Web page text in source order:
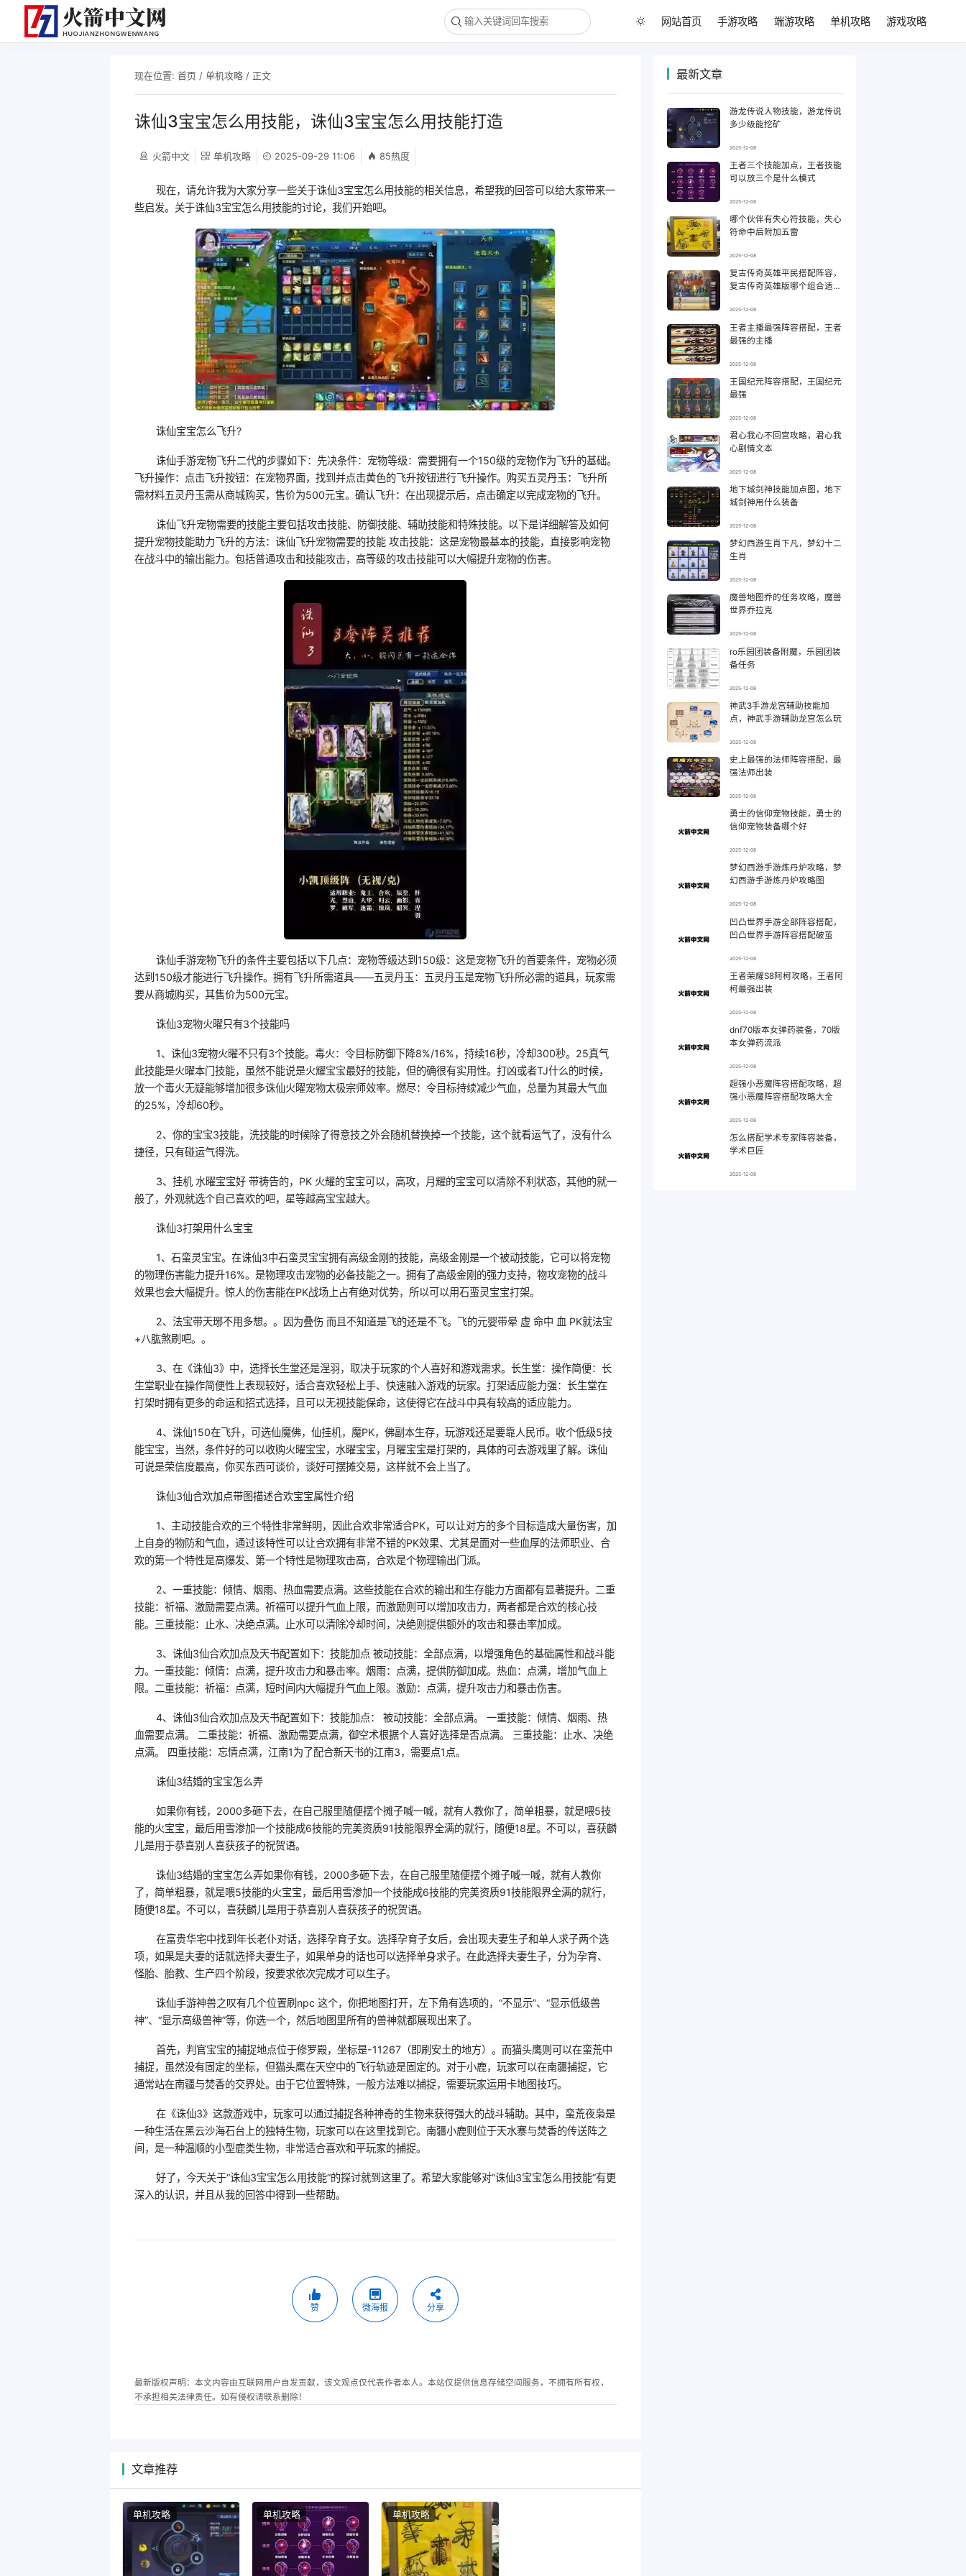
网站首页 手游攻略 端游攻略 单机攻略 游戏攻略
现在位置: 首页 / 单机攻略/ 正文
诛仙3宝宝怎么用技能，诛仙3宝宝怎么用技能打造
火箭中文 单机攻略 2025-09-29 11:06 85热度
现在，请允许我为大家分享一些关于诛仙3宝宝怎么用技能的相关信息，希望我的回答可以给大家带来一
些启发。关于诛仙3宝宝怎么用技能的讨论，我们开始吧。
诛仙宝宝怎么飞升?
诛仙手游宠物飞升二代的步骤如下：先决条件：宠物等级：需要拥有一个150级的宠物作为飞升的基础。
飞升操作：点击飞升按钮：在宠物界面，找到并点击黄色的飞升按钮进行飞升操作。购买五灵丹玉：飞升所
需材料五灵丹玉需从商城购买，售价为500元宝。确认飞升：在出现提示后，点击确定以完成宠物的飞升。
诛仙飞升宠物需要的技能主要包括攻击技能、防御技能、辅助技能和特殊技能。以下是详细解答及如何
提升宠物技能助力飞升的方法：诛仙飞升宠物需要的技能 攻击技能：这是宠物最基本的技能，直接影响宠物
在战斗中的输出能力。包括普通攻击和技能攻击，高等级的攻击技能可以大幅提升宠物的伤害。
诛仙手游宠物飞升的条件主要包括以下几点：宠物等级达到150级：这是宠物飞升的首要条件，宠物必须
达到150级才能进行飞升操作。拥有飞升所需道具——五灵丹玉：五灵丹玉是宠物飞升所必需的道具，玩家需
要从商城购买，其售价为500元宝。
诛仙3宠物火曜只有3个技能吗
1、诛仙3宠物火曜不只有3个技能。毒火：令目标防御下降8%/16%，持续16秒，冷却300秒。25真气
此技能是火曜本门技能，虽然不能说是火耀宝宝最好的技能，但的确很有实用性。打凶或者TJ什么的时候，
放一个毒火无疑能够增加很多诛仙火曜宠物太极宗师效率。燃尽：令目标持续减少气血，总量为其最大气血
的25%，冷却60秒。
2、你的宝宝3技能，洗技能的时候除了得意技之外会随机替换掉一个技能，这个就看运气了，没有什么
捷径，只有碰运气得洗。
3、挂机 水曜宝宝好 带祷告的，PK 火耀的宝宝可以，高攻，月耀的宝宝可以清除不利状态，其他的就一
般了，外观就选个自己喜欢的吧，星等越高宝宝越大。
诛仙3打架用什么宝宝
1、石蛮灵宝宝。在诛仙3中石蛮灵宝宝拥有高级金刚的技能，高级金刚是一个被动技能，它可以将宠物
的物理伤害能力提升16%。是物理攻击宠物的必备技能之一。拥有了高级金刚的强力支持，物攻宠物的战斗
效果也会大幅提升。惊人的伤害能在PK战场上占有绝对优势，所以可以用石蛮灵宝宝打架。
2、法宝带天琊不用多想。。因为叠伤 而且不知道是飞的还是不飞。飞的元婴带晕 虚 命中 血 PK就法宝
+八肱煞刷吧。。
3、在《诛仙3》中，选择长生堂还是涅羽，取决于玩家的个人喜好和游戏需求。长生堂：操作简便：长
生堂职业在操作简便性上表现较好，适合喜欢轻松上手、快速融入游戏的玩家。打架适应能力强：长生堂在
打架时拥有更多的命运和招式选择，且可以无视技能保命，这使得它在战斗中具有较高的适应能力。
4、诛仙150在飞升，可选仙魔佛，仙挂机，魔PK，佛副本生存，玩游戏还是要靠人民币。收个低级5技
能宝宝，当然，条件好的可以收购火曜宝宝，水曜宝宝，月曜宝宝是打架的，具体的可去游戏里了解。诛仙
可说是荣信度最高，你买东西可谈价，谈好可摆摊交易，这样就不会上当了。
诛仙3仙合欢加点带图描述合欢宝宝属性介绍
1、主动技能合欢的三个特性非常鲜明，因此合欢非常适合PK，可以让对方的多个目标造成大量伤害，加
上自身的物防和气血，通过该特性可以让合欢拥有非常不错的PK效果、尤其是面对一些血厚的法师职业、合
欢的第一个特性是高爆发、第一个特性是物理攻击高，合欢是个物理输出门派。
2、一重技能：倾情、烟雨、热血需要点满。这些技能在合欢的输出和生存能力方面都有显著提升。二重
技能：祈福、激励需要点满。祈福可以提升气血上限，而激励则可以增加攻击力，两者都是合欢的核心技
能。三重技能：止水、决绝点满。止水可以清除冷却时间，决绝则提供额外的攻击和暴击率加成。
3、诛仙3仙合欢加点及天书配置如下：技能加点 被动技能：全部点满，以增强角色的基础属性和战斗能
力。一重技能：倾情：点满，提升攻击力和暴击率。烟雨：点满，提供防御加成。热血：点满，增加气血上
限。二重技能：祈福：点满，短时间内大幅提升气血上限。激励：点满，提升攻击力和暴击伤害。
4、诛仙3仙合欢加点及天书配置如下：技能加点： 被动技能：全部点满。 一重技能：倾情、烟雨、热
血需要点满。 二重技能：祈福、激励需要点满，御空术根据个人喜好选择是否点满。 三重技能：止水、决绝
点满。 四重技能：忘情点满，江南1为了配合新天书的江南3，需要点1点。
诛仙3结婚的宝宝怎么弄
如果你有钱，2000多砸下去，在自己服里随便摆个摊子喊一喊，就有人教你了，简单粗暴，就是喂5技
能的火宝宝，最后用雪渗加一个技能成6技能的完美资质91技能限界全满的就行，随便18星。不可以，喜获麟
儿是用于恭喜别人喜获孩子的祝贺语。
诛仙3结婚的宝宝怎么弄如果你有钱，2000多砸下去，在自己服里随便摆个摊子喊一喊，就有人教你
了，简单粗暴，就是喂5技能的火宝宝，最后用雪渗加一个技能成6技能的完美资质91技能限界全满的就行，
随便18星。不可以，喜获麟儿是用于恭喜别人喜获孩子的祝贺语。
在富贵华宅中找到年长老仆对话，选择孕育子女。选择孕育子女后，会出现夫妻生子和单人求子两个选
项，如果是夫妻的话就选择夫妻生子，如果单身的话也可以选择单身求子。在此选择夫妻生子，分为孕育、
怪胎、胎教、生产四个阶段，按要求依次完成才可以生子。
诛仙手游神兽之叹有几个位置刷npc 这个，你把地图打开，左下角有选项的，“不显示”、“显示低级兽
神”、“显示高级兽神”等，你选一个，然后地图里所有的兽神就都展现出来了。
首先，判官宝宝的捕捉地点位于修罗殿，坐标是-11267（即刷安土的地方）。而猫头鹰则可以在蛮荒中
捕捉，虽然没有固定的坐标，但猫头鹰在天空中的飞行轨迹是固定的。对于小鹿，玩家可以在南疆捕捉，它
通常站在南疆与焚香的交界处。由于它位置特殊，一般方法难以捕捉，需要玩家运用卡地图技巧。
在《诛仙3》这款游戏中，玩家可以通过捕捉各种神奇的生物来获得强大的战斗辅助。其中，蛮荒夜枭是
一种生活在黑云沙海石台上的独特生物，玩家可以在这里找到它。南疆小鹿则位于天水寨与焚香的传送阵之
间，是一种温顺的小型鹿类生物，非常适合喜欢和平玩家的捕捉。
好了，今天关于“诛仙3宝宝怎么用技能”的探讨就到这里了。希望大家能够对“诛仙3宝宝怎么用技能”有更
深入的认识，并且从我的回答中得到一些帮助。
赞 微海报 分享
最新版权声明：本文内容由互联网用户自发贡献，该文观点仅代表作者本人。本站仅提供信息存储空间服务，不拥有所有权，
不承担相关法律责任。如有侵权请联系删除！
文章推荐
单机攻略 单机攻略 单机攻略
最新文章
游龙传说人物技能，游龙传说
多少级能挖矿
2025-12-08
王者三个技能加点，王者技能
可以放三个是什么模式
2025-12-08
哪个伙伴有失心符技能，失心
符命中后附加五雷
2025-12-08
复古传奇英雄平民搭配阵容，
复古传奇英雄版哪个组合适合
2025-12-08
王者主播最强阵容搭配，王者
最强的主播
2025-12-08
王国纪元阵容搭配，王国纪元
最强
2025-12-08
君心我心不回宫攻略，君心我
心剧情文本
2025-12-08
地下城剑神技能加点图，地下
城剑神用什么装备
2025-12-08
梦幻西游生肖下凡，梦幻十二
生肖
2025-12-08
魔兽地图乔的任务攻略，魔兽
世界乔拉克
2025-12-08
ro乐园团装备附魔，乐园团装
备任务
2025-12-08
神武3手游龙宫辅助技能加
点，神武手游辅助龙宫怎么玩
2025-12-08
史上最强的法师阵容搭配，最
强法师出装
2025-12-08
勇士的信仰宠物技能，勇士的
信仰宠物装备哪个好
2025-12-08
梦幻西游手游炼丹炉攻略，梦
幻西游手游炼丹炉攻略图
2025-12-08
凹凸世界手游全部阵容搭配，
凹凸世界手游阵容搭配破茧
2025-12-08
王者荣耀S8阿柯攻略，王者阿
柯最强出装
2025-12-08
dnf70版本女弹药装备，70版
本女弹药流派
2025-12-08
超强小恶魔阵容搭配攻略，超
强小恶魔阵容搭配攻略大全
2025-12-08
怎么搭配学术专家阵容装备，
学术巨匠
2025-12-08